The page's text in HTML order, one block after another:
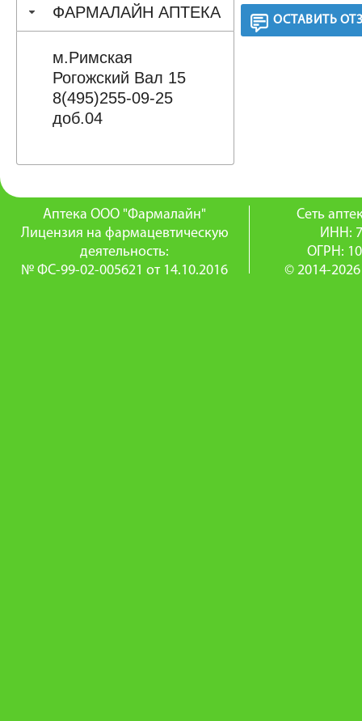
ФАРМАЛАЙН АПТЕКА
м.Римская
Рогожский Вал 15
8(495)255-09-25
доб.04
ОСТАВИТЬ
Аптека ООО "Фармалайн"
Лицензия на фармацевтическую
деятельность:
№ ФС-99-02-005621 от 14.10.2016
Сеть
ИНН:
ОГРН:
© 2014-